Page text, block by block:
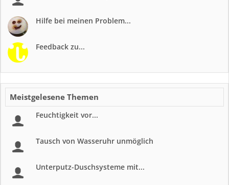
Hilfe bei meinen Problem...
Feedback zu...
Meistgelesene Themen
Feuchtigkeit vor...
Tausch von Wasseruhr unmöglich
Unterputz-Duschsysteme mit...